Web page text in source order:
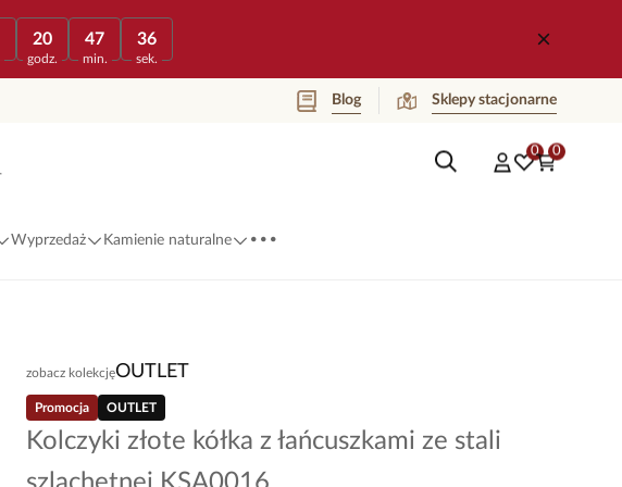
20
godz.
47
min.
36
sek.
Blog Sklepy stacjonarne
0 0
Wyprzedaż Kamienie naturalne ...
zobacz kolekcjęOUTLET
Kolczyki złote kółka z łańcuszkami ze stali
Promocja OUTLET